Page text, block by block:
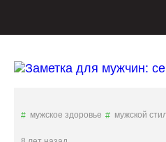
мужское здоровье мужской